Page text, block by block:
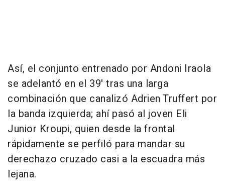
Así, el conjunto entrenado por Andoni Iraola
se adelantó en el 39' tras una larga
combinación que canalizó Adrien Truffert por
la banda izquierda; ahí pasó al joven Eli
Junior Kroupi, quien desde la frontal
rápidamente se perfiló para mandar su
derechazo cruzado casi a la escuadra más
lejana.